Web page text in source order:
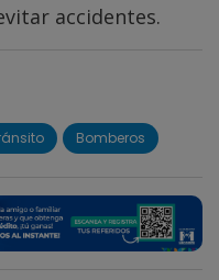
accidentes.
Bomberos